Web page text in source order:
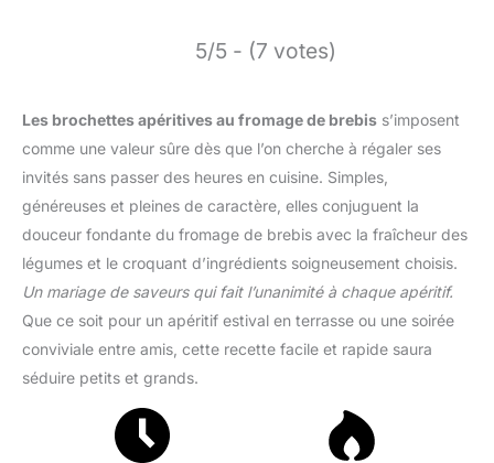
5/5 - (7 votes)
Les brochettes apéritives au fromage de brebis s’imposent
comme une valeur sûre dès que l’on cherche à régaler ses
invités sans passer des heures en cuisine. Simples,
généreuses et pleines de caractère, elles conjuguent la
douceur fondante du fromage de brebis avec la fraîcheur des
légumes et le croquant d’ingrédients soigneusement choisis.
Un mariage de saveurs qui fait l’unanimité à chaque apéritif.
Que ce soit pour un apéritif estival en terrasse ou une soirée
conviviale entre amis, cette recette facile et rapide saura
séduire petits et grands.